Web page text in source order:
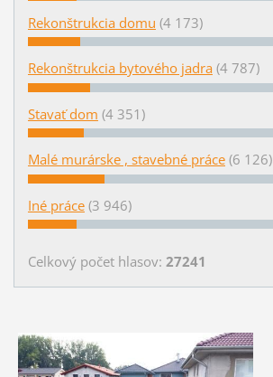
Rekonštrukcia domu (4 173)
Rekonštrukcia bytového jadra (4 787)
Stavať dom (4 351)
Malé murárske , stavebné práce (6 126)
Iné práce (3 946)
Celkový počet hlasov: 27241